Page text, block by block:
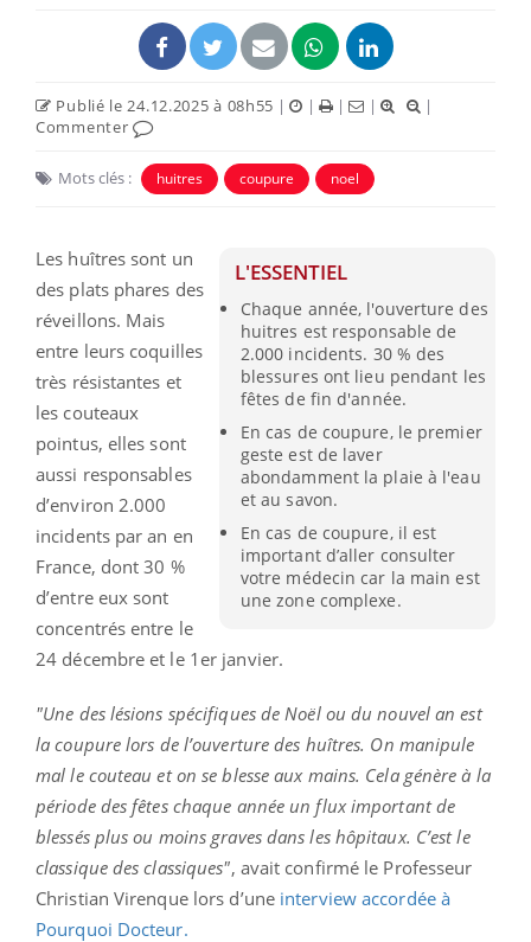
Publié le 24.12.2025 à 08h55 | | | |
|
Commenter
Mots clés : huitres coupure noel
L'ESSENTIEL
Chaque année, l'ouverture des
huitres est responsable de
2.000 incidents. 30 % des
blessures ont lieu pendant les
fêtes de fin d'année.
En cas de coupure, le premier
geste est de laver
abondamment la plaie à l'eau
et au savon.
En cas de coupure, il est
important d’aller consulter
votre médecin car la main est
une zone complexe.
Les huîtres sont un
des plats phares des
réveillons. Mais
entre leurs coquilles
très résistantes et
les couteaux
pointus, elles sont
aussi responsables
d’environ 2.000
incidents par an en
France, dont 30 %
d’entre eux sont
concentrés entre le
24 décembre et le 1er janvier.
"Une des lésions spécifiques de Noël ou du nouvel an est
la coupure lors de l’ouverture des huîtres. On manipule
mal le couteau et on se blesse aux mains. Cela génère à la
période des fêtes chaque année un flux important de
blessés plus ou moins graves dans les hôpitaux. C’est le
classique des classiques", avait confirmé le Professeur
Christian Virenque lors d’une interview accordée à
Pourquoi Docteur.